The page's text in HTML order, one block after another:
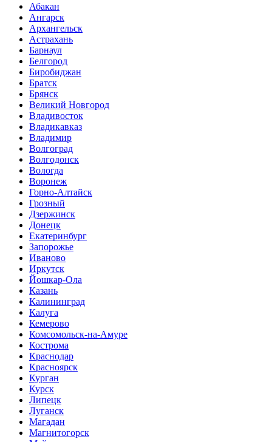
Абакан
Ангарск
Архангельск
Астрахань
Барнаул
Белгород
Биробиджан
Братск
Брянск
Великий Новгород
Владивосток
Владикавказ
Владимир
Волгоград
Волгодонск
Вологда
Воронеж
Горно-Алтайск
Грозный
Дзержинск
Донецк
Екатеринбург
Запорожье
Иваново
Иркутск
Йошкар-Ола
Казань
Калининград
Калуга
Кемерово
Комсомольск-на-Амуре
Кострома
Краснодар
Красноярск
Курган
Курск
Липецк
Луганск
Магадан
Магнитогорск